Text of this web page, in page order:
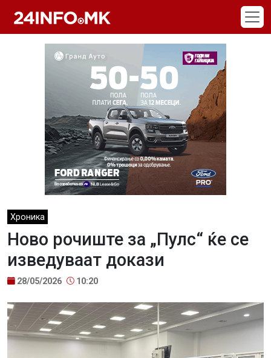
Хроника
Ново рочиште за „Пулс“ ќе се
изведуваат докази
28/05/2026 10:20